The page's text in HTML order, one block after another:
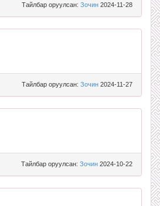
Тайлбар оруулсан: Зочин 2024-11-28
Тайлбар оруулсан: Зочин 2024-11-27
Тайлбар оруулсан: Зочин 2024-10-22